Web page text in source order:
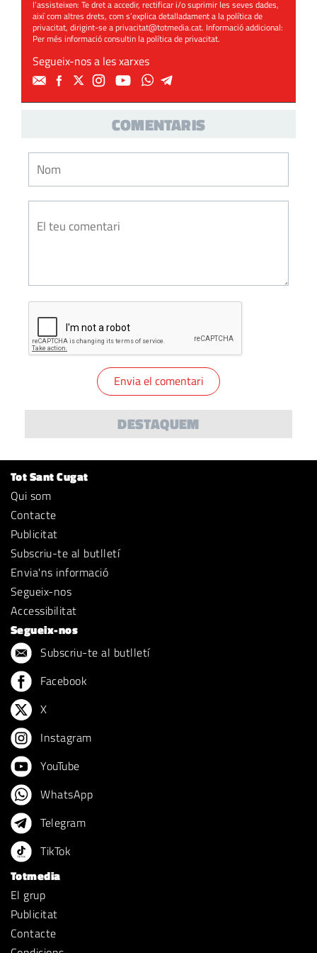
l’assisteixen: Te dret a accedir, rectificar i/o suprimir les seves dades,
així com altres drets, com s’explica detalladament a la política de
privacitat, dirigint-se aprivacitat@totmedia.cat. Informació addicional:
Per més informació consultin lapolítica de privacitat.
Segueix-nos a les xarxes
COMENTARIS
DESTAQUEM
Tot Sant Cugat
Qui som
Contacte
Publicitat
Subscriu-te al butlletí
Envia'ns informació
Segueix-nos
Accessibilitat
Segueix-nos
Subscriu-te al butlletí
Facebook
X
Instagram
YouTube
WhatsApp
Telegram
TikTok
Totmedia
El grup
Publicitat
Contacte